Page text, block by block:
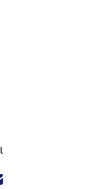
- U verlaat
- U verlaat
- U verlaat
op Youtube - U
op LinkedIn - U
op de hoogte'